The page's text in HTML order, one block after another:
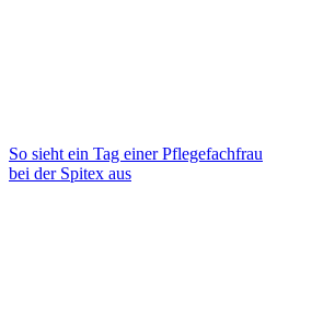
So sieht ein Tag einer Pflegefachfrau
bei der Spitex aus